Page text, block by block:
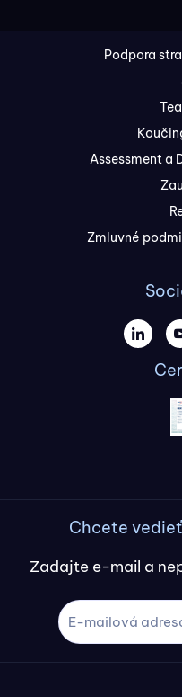
Podpora
Assessment a
Zmluvné
Chcete
Zadajte e-mail a